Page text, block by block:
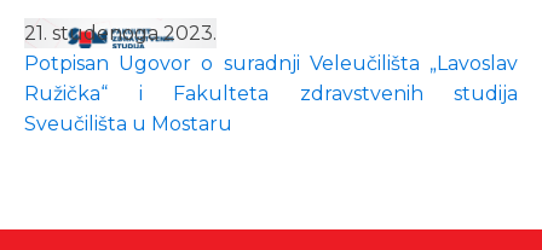
21. studenoga 2023.
Potpisan Ugovor o suradnji Veleučilišta „Lavoslav
Ružička“ i Fakulteta zdravstvenih studija
Sveučilišta u Mostaru